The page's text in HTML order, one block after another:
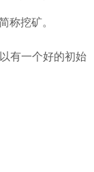
称挖矿。
有一个好的初始